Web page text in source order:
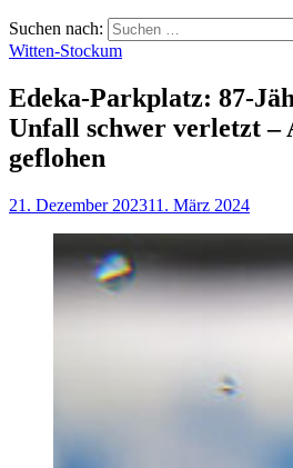
Suchen nach:
Witten-Stockum
Edeka-Parkplatz: 87-
Unfall schwer verletzt –
geflohen
21. Dezember 202311. März 2024